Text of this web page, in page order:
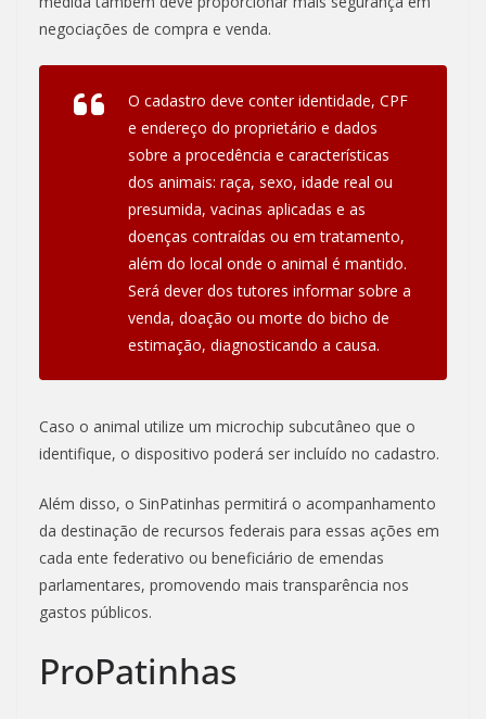
negociações de compra e venda.
O cadastro deve conter identidade, CPF
e endereço do proprietário e dados
sobre a procedência e características
dos animais: raça, sexo, idade real ou
presumida, vacinas aplicadas e as
doenças contraídas ou em tratamento,
além do local onde o animal é mantido.
Será dever dos tutores informar sobre a
venda, doação ou morte do bicho de
estimação, diagnosticando a causa.
Caso o animal utilize um microchip subcutâneo que o
identifique, o dispositivo poderá ser incluído no cadastro.
Além disso, o SinPatinhas permitirá o acompanhamento
da destinação de recursos federais para essas ações em
cada ente federativo ou beneficiário de emendas
parlamentares, promovendo mais transparência nos
gastos públicos.
ProPatinhas